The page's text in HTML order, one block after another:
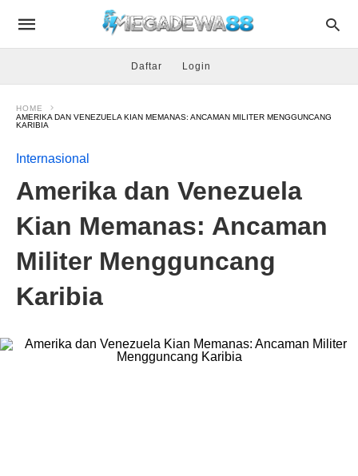
Daftar Login
HOME
AMERIKA DAN VENEZUELA KIAN MEMANAS: ANCAMAN MILITER MENGGUNCANG
KARIBIA
Internasional
Amerika dan Venezuela
Kian Memanas: Ancaman
Militer Mengguncang
Karibia